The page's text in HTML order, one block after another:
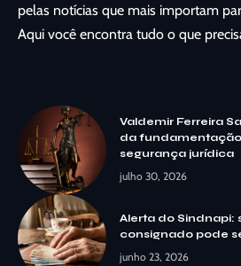
pelas notícias que mais importam
Aqui você encontra tudo o que
Valdemir Ferreira
da
segurança jurídica
julho 30, 2026
Alerta do Sindnapi:
consignado pode
junho 23, 2026